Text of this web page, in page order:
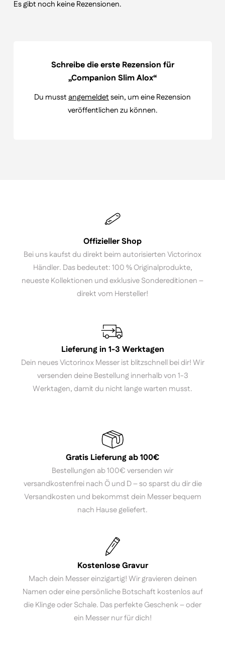
Es gibt noch keine Rezensionen.
Schreibe die erste Rezension für
„Companion Slim Alox“
Du musstangemeldetsein, um eine Rezension
veröffentlichen zu können.
Offizieller Shop
Bei uns kaufst du direkt beim autorisierten Victorinox
Händler. Das bedeutet: 100 % Originalprodukte,
neueste Kollektionen und exklusive Sondereditionen –
direkt vom Hersteller!
Lieferung in 1-3 Werktagen
Dein neues Victorinox Messer ist blitzschnell bei dir! Wir
versenden deine Bestellung innerhalb von 1-3
Werktagen, damit du nicht lange warten musst.
Gratis Lieferung ab 100€
Bestellungen ab 100€ versenden wir
versandkostenfrei nach Ö und D – so sparst du dir die
Versandkosten und bekommst dein Messer bequem
nach Hause geliefert.
Kostenlose Gravur
Mach dein Messer einzigartig! Wir gravieren deinen
Namen oder eine persönliche Botschaft kostenlos auf
die Klinge oder Schale. Das perfekte Geschenk – oder
ein Messer nur für dich!